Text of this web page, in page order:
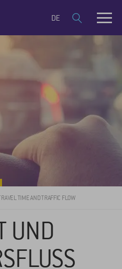
DE
TIME AND TRAFFIC FLOW
UND